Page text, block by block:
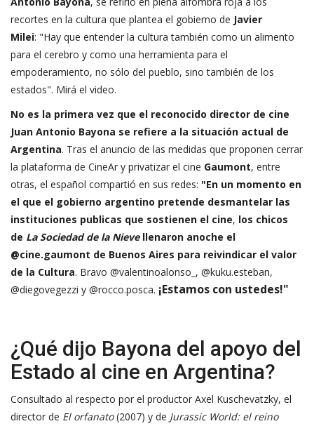
recortes en la cultura que plantea el gobierno de Javier
Milei: "Hay que entender la cultura también como un alimento
para el cerebro y como una herramienta para el
empoderamiento, no sólo del pueblo, sino también de los
estados". Mirá el video.
No es la primera vez que el reconocido director de cine
Juan Antonio Bayona se refiere a la situación actual de
Argentina. Tras el anuncio de las medidas que proponen cerrar
la plataforma de CineAr y privatizar el cine Gaumont, entre
otras, el español compartió en sus redes: "En un momento en
el que el gobierno argentino pretende desmantelar las
instituciones publicas que sostienen el cine, los chicos
de La Sociedad de la Nieve llenaron anoche el
@cine.gaumont de Buenos Aires para reivindicar el valor
de la Cultura. Bravo @valentinoalonso_, @kuku.esteban,
@diegovegezzi y @rocco.posca. ¡Estamos con ustedes!"
¿Qué dijo Bayona del apoyo del
Estado al cine en Argentina?
Consultado al respecto por el productor Axel Kuschevatzky, el
director de El orfanato(2007) y de Jurassic World: el reino